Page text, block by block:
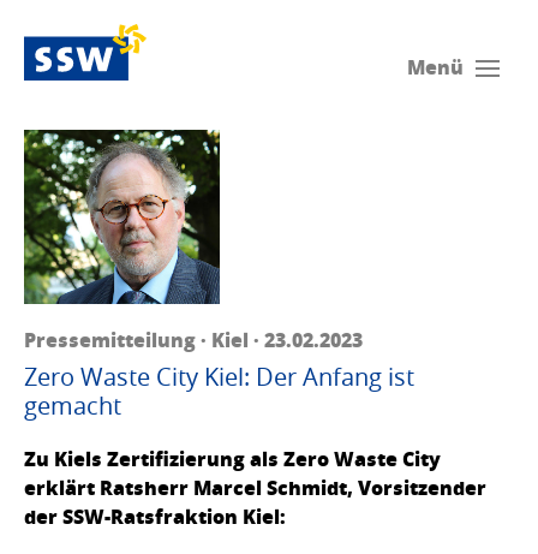
Menü
Pressemitteilung · Kiel · 23.02.2023
Zero Waste City Kiel: Der Anfang ist
gemacht
Zu Kiels Zertifizierung als Zero Waste City
erklärt Ratsherr Marcel Schmidt, Vorsitzender
der SSW-Ratsfraktion Kiel: